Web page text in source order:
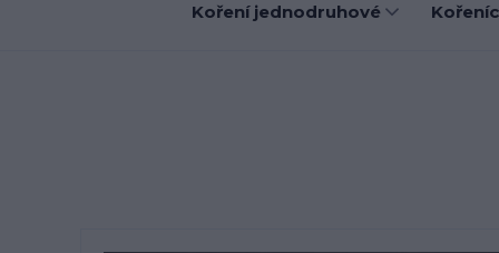
Koření jednodruhové